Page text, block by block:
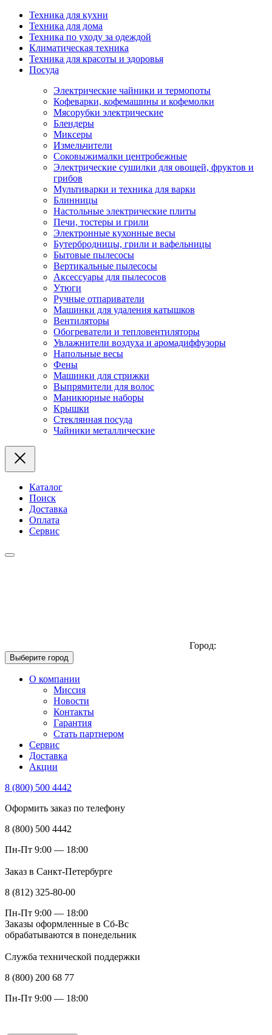
Техника для кухни
Техника для дома
Техника по уходу за одеждой
Климатическая техника
Техника для красоты и здоровья
Посуда
Электрические чайники и термопоты
Кофеварки, кофемашины и кофемолки
Мясорубки электрические
Блендеры
Миксеры
Измельчители
Соковыжималки центробежные
Электрические сушилки для овощей, фруктов и
грибов
Мультиварки и техника для варки
Блинницы
Настольные электрические плиты
Печи, тостеры и грили
Электронные кухонные весы
Бутербродницы, грили и вафельницы
Бытовые пылесосы
Вертикальные пылесосы
Аксессуары для пылесосов
Утюги
Ручные отпариватели
Машинки для удаления катышков
Вентиляторы
Обогреватели и тепловентиляторы
Увлажнители воздуха и аромадиффузоры
Напольные весы
Фены
Машинки для стрижки
Выпрямители для волос
Маникюрные наборы
Крышки
Стеклянная посуда
Чайники металлические
Каталог
Поиск
Доставка
Оплата
Сервис
Город:
Выберите город
О компании
Миссия
Новости
Контакты
Гарантия
Стать партнером
Сервис
Доставка
Акции
8 (800) 500 4442
Оформить заказ по телефону
8 (800) 500 4442
Пн-Пт 9:00 — 18:00
Заказ в Санкт-Петербурге
8 (812) 325-80-00
Пн-Пт 9:00 — 18:00
Заказы оформленные в Сб-Вс
обрабатываются в понедельник
Служба технической поддержки
8 (800) 200 68 77
Пн-Пт 9:00 — 18:00